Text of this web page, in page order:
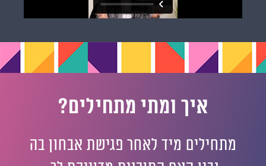
איך ומתי מתחילים?
מתחילים מיד לאחר פגישת אבחון בה